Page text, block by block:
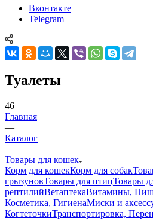
Вконтакте
Telegram
Туалеты
46
Главная
—
Каталог
—
Товары для кошек
Корм для кошекКорм для собак
грызуновТовары для птицТовары
рептилийВетаптекаВитамины,
Косметика, ГигиенаМиски и
КогтеточкиТранспортировка,